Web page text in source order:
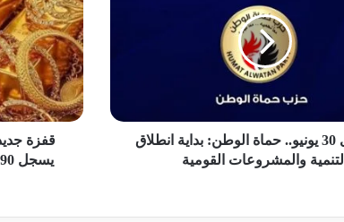
في ذكرى 30 يونيو.. حماة الوطن: بداية انطلاق
التنمية والمشروعات القومية
ز
ة
ج
د
ي
د
ة
ع